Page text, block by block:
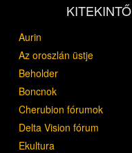
KITEKINTŐ
Aurin
Az oroszlán üstje
Beholder
Boncnok
Cherubion fórumok
Delta Vision fórum
Ekultura